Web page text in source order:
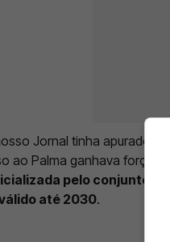
Jornal tinha apurado,
ao Palma ganhava força
pelo conjunto
até 2030.